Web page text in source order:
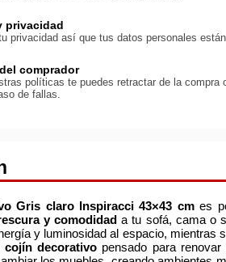
privacidad
privacidad así que tus datos personales
comprador
políticas te puedes retractar de la compra
de fallas.
Gris claro Inspiracci 43×43 cmes
y comodidad a tu sofá, cama o
y luminosidad al espacio, mientras
cojín decorativo pensado para